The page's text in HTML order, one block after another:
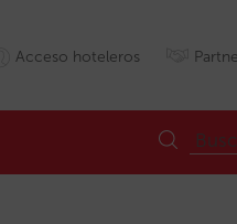
Acceso hoteleros